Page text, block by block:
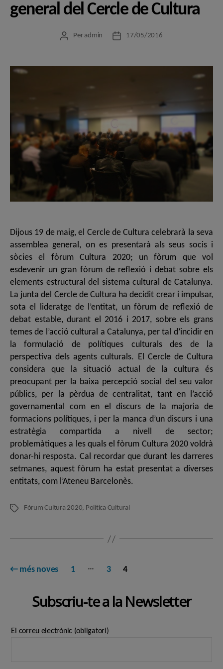
general del Cercle de Cultura
Autor
Per admin
Data17/05/2016
Dijous 19 de maig, el Cercle de Cultura celebrarà la seva
assemblea general, on es presentarà als seus socis i
sòcies el fòrum Cultura 2020; un fòrum que vol
esdevenir un gran fòrum de reflexió i debat sobre els
elements estructural del sistema cultural de Catalunya.
La junta del Cercle de Cultura ha decidit crear i impulsar,
sota el lideratge de l’entitat, un fòrum de reflexió de
debat estable, durant el 2016 i 2017, sobre els grans
temes de l’acció cultural a Catalunya, per tal d’incidir en
la formulació de polítiques culturals des de la
perspectiva dels agents culturals. El Cercle de Cultura
considera que la situació actual de la cultura és
preocupant per la baixa percepció social del seu valor
públics, per la pèrdua de centralitat, tant en l’acció
governamental com en el discurs de la majoria de
formacions polítiques, i per la manca d’un discurs i una
estratègia compartida a nivell de sector;
problemàtiques a les quals el fòrum Cultura 2020 voldrà
donar-hi resposta. Cal recordar que durant les darreres
setmanes, aquest fòrum ha estat presentat a diverses
entitats, com l’Ateneu Barcelonès.
EtiquetesFòrum Cultura 2020, Política Cultural
Paginació
entrades
← més noves 1 … 3 4
Subscriu-te a la Newsletter
El correu electrònic (obligatori)